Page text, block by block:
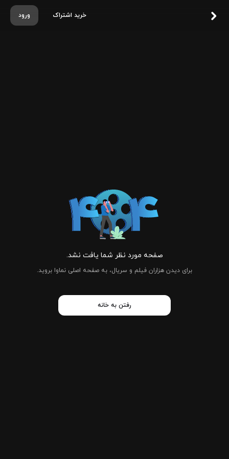
ورود خرید اشتراک
صفحه مورد نظر شما یافت نشد.
برای دیدن هزاران فیلم و سریال، به صفحه اصلی نماوا بروید.
رفتن به خانه